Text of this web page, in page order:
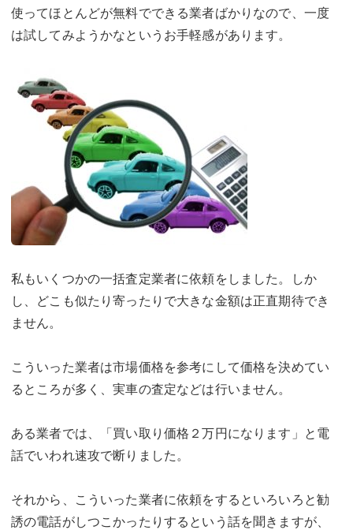
使ってほとんどが無料でできる業者ばかりなので、一度
は試してみようかなというお手軽感があります。
私もいくつかの一括査定業者に依頼をしました。しか
し、どこも似たり寄ったりで大きな金額は正直期待でき
ません。
こういった業者は市場価格を参考にして価格を決めてい
るところが多く、実車の査定などは行いません。
ある業者では、「買い取り価格２万円になります」と電
話でいわれ速攻で断りました。
それから、こういった業者に依頼をするといろいろと勧
誘の電話がしつこかったりするという話を聞きますが、